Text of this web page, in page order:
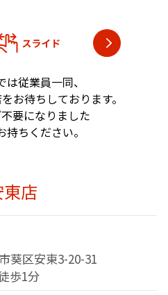
従業員一同、
お待ちしております。
要になりました
ちください。
店
葵区安東3-20-31
歩1分